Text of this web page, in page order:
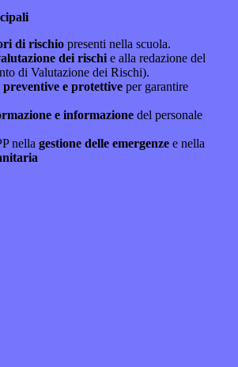
di rischio presenti nella scuola.
dei rischi e alla redazione del
di Valutazione dei Rischi).
preventive e protettive per garantire
e informazione del personale
nella gestione delle emergenze e nella